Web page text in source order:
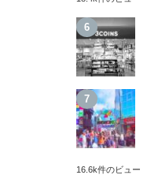
16.6k件のビュー